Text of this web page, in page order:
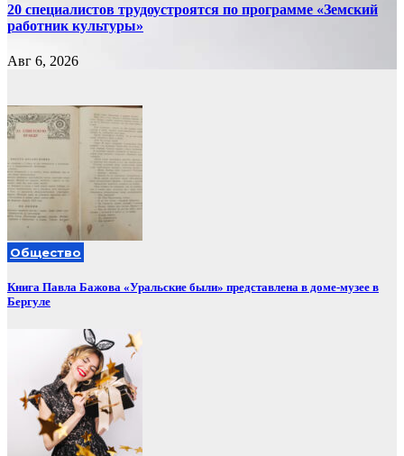
20 специалистов трудоустроятся по программе «Земский
работник культуры»
Авг 6, 2026
Общество
Книга Павла Бажова «Уральские были» представлена в доме-музее в
Бергуле